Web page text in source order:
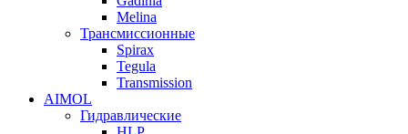
Melina
Трансмиссионные
Spirax
Tegula
Transmission
AIMOL
Гидравлические